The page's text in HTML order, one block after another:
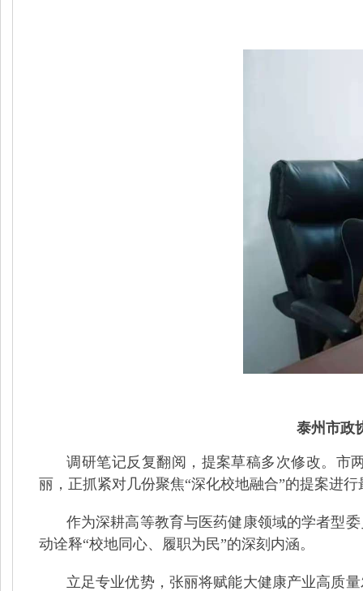
泰州市政
调研笔记反复翻阅，提案草稿多次修改。市
丽，正抓紧对几份聚焦“深化校地融合”的提案进行
作为深耕高等教育与医药健康领域的学者型
动诠释“校地同心、履职为民”的深刻内涵。
立足专业优势，张丽将赋能大健康产业高质